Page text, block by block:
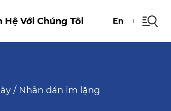
Hệ Với Chúng Tôi En
/ Nhãn dán im lặng